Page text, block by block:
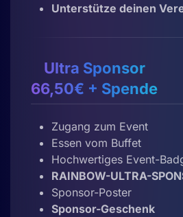
Unterstütze deinen
Ultra Sponsor
66,50€ + Spende
Zugang zum Event
Essen vom Buffet
Hochwertiges Event-
RAINBOW-ULTRA-
Sponsor-Poster
Sponsor-Geschenk